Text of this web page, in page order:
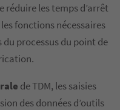
réduire les temps d’arrêt
fonctions nécessaires
processus du point de
de TDM, les saisies
des données d’outils